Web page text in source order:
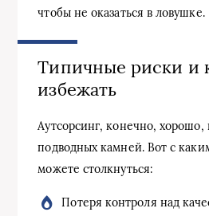
чтобы не оказаться в ловушке.
Типичные риски и
избежать
Аутсорсинг, конечно, хорошо,
подводных камней. Вот с
можете столкнуться:
Потеря контроля над